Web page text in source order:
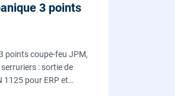
3 points
points coupe-feu JPM,
: sortie de
1125 pour ERP et